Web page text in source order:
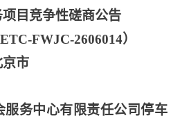
目竞争性磋商公告
FWJC-2606014）
市
服务中心有限责任公司停车